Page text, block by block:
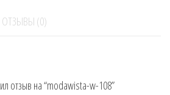
ОТЗЫВЫ (0)
отзыв на “modawista-w-108”